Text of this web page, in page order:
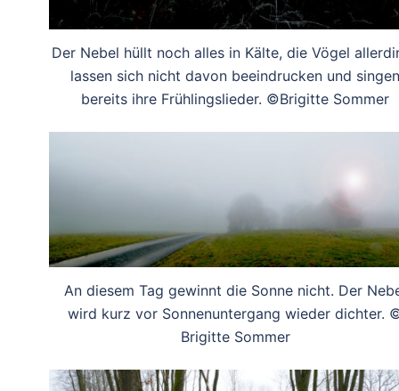
Der Nebel hüllt noch alles in Kälte, die Vögel
lassen sich nicht davon beeindrucken und singen
bereits ihre Frühlingslieder. ©Brigitte Sommer
An diesem Tag gewinnt die Sonne nicht. Der
wird kurz vor Sonnenuntergang wieder dichter.
Brigitte Sommer